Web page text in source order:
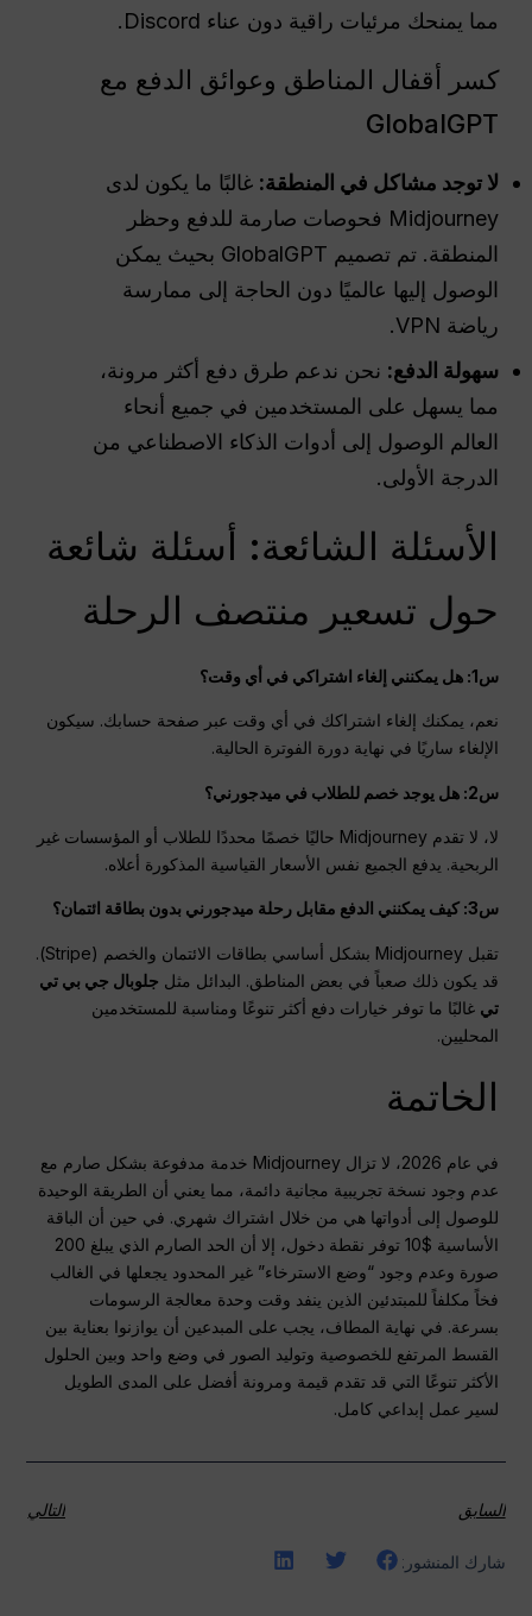
مما يمنحك مرئيات راقية دون عناء Discord.
كسر أقفال المناطق وعوائق الدفع مع
GlobalGPT
لا توجد مشاكل في المنطقة: غالبًا ما يكون لدى
Midjourney فحوصات صارمة للدفع وحظر
المنطقة. تم تصميم GlobalGPT بحيث يمكن
الوصول إليها عالميًا دون الحاجة إلى ممارسة
رياضة VPN.
سهولة الدفع: نحن ندعم طرق دفع أكثر مرونة،
مما يسهل على المستخدمين في جميع أنحاء
العالم الوصول إلى أدوات الذكاء الاصطناعي من
الدرجة الأولى.
الأسئلة الشائعة: أسئلة شائعة
حول تسعير منتصف الرحلة
س1: هل يمكنني إلغاء اشتراكي في أي وقت؟
نعم، يمكنك إلغاء اشتراكك في أي وقت عبر صفحة حسابك. سيكون
الإلغاء ساريًا في نهاية دورة الفوترة الحالية.
س2: هل يوجد خصم للطلاب في ميدجورني؟
لا، لا تقدم Midjourney حاليًا خصمًا محددًا للطلاب أو المؤسسات غير
الربحية. يدفع الجميع نفس الأسعار القياسية المذكورة أعلاه.
س3: كيف يمكنني الدفع مقابل رحلة ميدجورني بدون بطاقة ائتمان؟
تقبل Midjourney بشكل أساسي بطاقات الائتمان والخصم (Stripe).
قد يكون ذلك صعباً في بعض المناطق. البدائل مثل جلوبال جي بي تي
تي غالبًا ما توفر خيارات دفع أكثر تنوعًا ومناسبة للمستخدمين
المحليين.
الخاتمة
في عام 2026، لا تزال Midjourney خدمة مدفوعة بشكل صارم مع
عدم وجود نسخة تجريبية مجانية دائمة، مما يعني أن الطريقة الوحيدة
للوصول إلى أدواتها هي من خلال اشتراك شهري. في حين أن الباقة
الأساسية $10 توفر نقطة دخول، إلا أن الحد الصارم الذي يبلغ 200
صورة وعدم وجود “وضع الاسترخاء” غير المحدود يجعلها في الغالب
فخاً مكلفاً للمبتدئين الذين ينفد وقت وحدة معالجة الرسومات
بسرعة. في نهاية المطاف، يجب على المبدعين أن يوازنوا بعناية بين
القسط المرتفع للخصوصية وتوليد الصور في وضع واحد وبين الحلول
الأكثر تنوعًا التي قد تقدم قيمة ومرونة أفضل على المدى الطويل
لسير عمل إبداعي كامل.
السابق التالي
شارك المنشور: